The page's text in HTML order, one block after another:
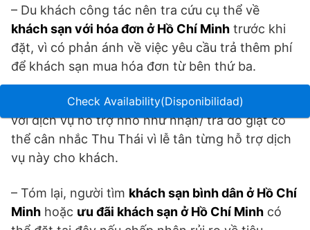
– Du khách công tác nên tra cứu cụ thể về
khách sạn với hóa đơn ở Hồ Chí Minh trước khi
đặt, vì có phản ánh về việc yêu cầu trả thêm phí
để khách sạn mua hóa đơn từ bên thứ ba.
– Những ai muốnđặt khách sạn ở Hồ Chí Minh
với dịch vụ hỗ trợ nhỏ như nhận/ trả đồ giặt có
thể cân nhắc Thu Thái vì lễ tân từng hỗ trợ dịch
vụ này cho khách.
– Tóm lại, người tìm khách sạn bình dân ở Hồ Chí
Minh hoặc ưu đãi khách sạn ở Hồ Chí Minh có
Check Availability(Disponibilidad)